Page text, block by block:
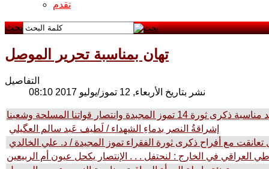
تقدم
بحث
تهان بمناسبة تحرير الموصل
التفاصيل
نشر بتاريخ الأربعاء, 12 تموز/يوليو 2017 08:10
وانتصار قواتنا المسلحة وشعبنا
إشراقةُ النصر بدماءِ الشهداء / لَطيف عَبد سالم العگيلي
تعانقت مع أفراح ذكرى ثورة الفقراء تموز المجيدة / د. علي الخالدي
العراقي في الخارج : لنحتفل . . . الإنتصار يكحل عيون أم الربيعين